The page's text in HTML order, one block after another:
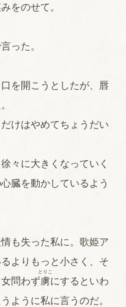
をのせて。
った。
を開こうとしたが、唇
けはやめてちょうだい
々に大きくなっていく
臓を動かしているよう
も失った私に。歌姫ア
よりもっと小さく、そ
問わず虜
とりこ
にするといわ
ように私に言うのだ。